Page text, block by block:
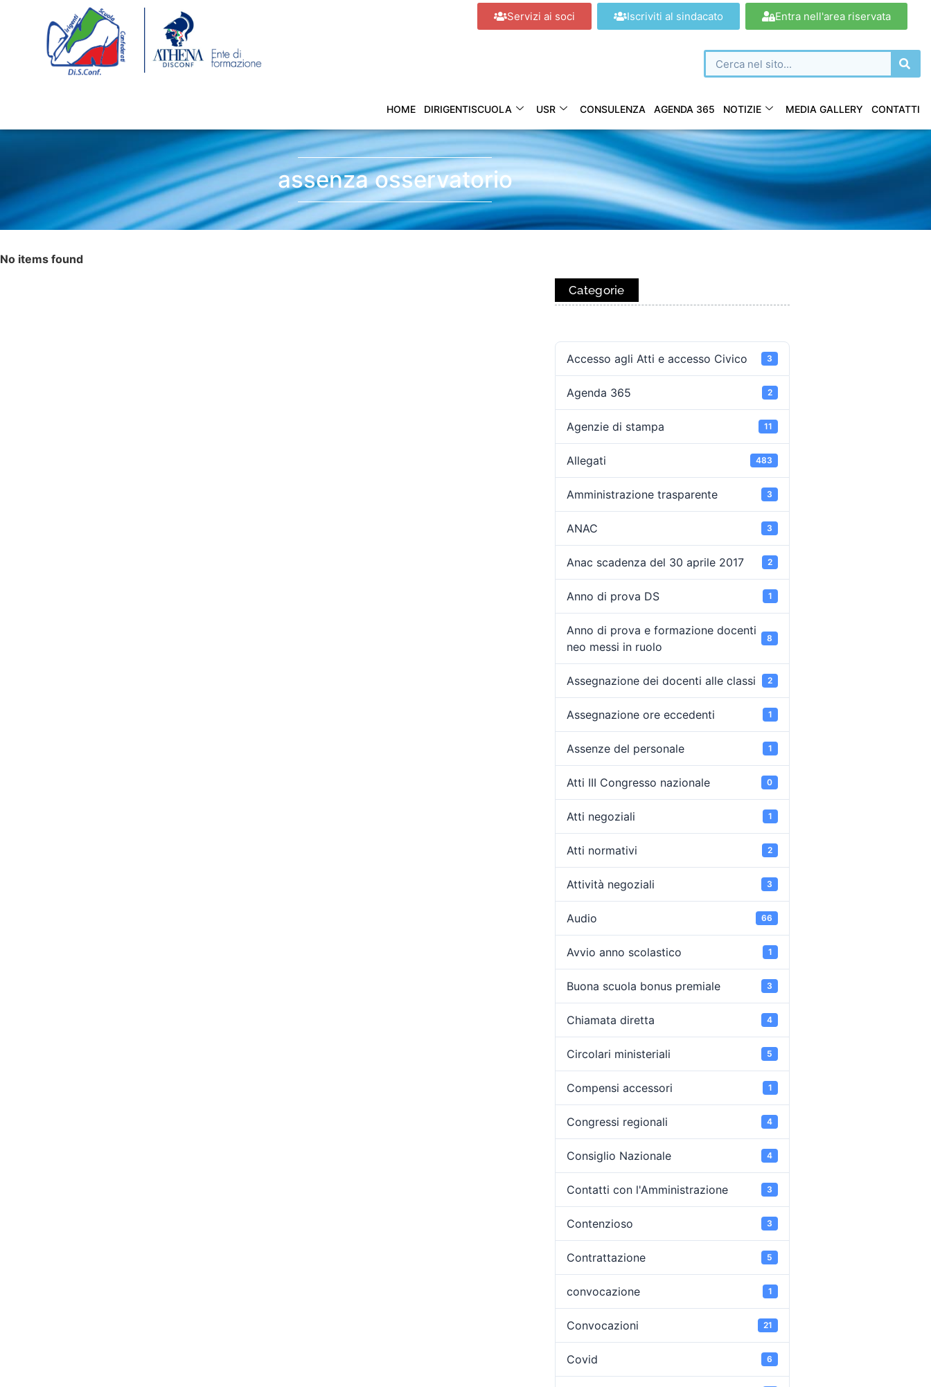
Servizi ai soci Iscriviti al sindacato Entra nell'area riservata
HOME DIRIGENTISCUOLA USR CONSULENZA AGENDA 365 NOTIZIE MEDIA GALLERY CONTATTI
assenza osservatorio
No items found
Categorie
Accesso agli Atti e accesso Civico 3
Agenda 365 2
Agenzie di stampa 11
Allegati 483
Amministrazione trasparente 3
ANAC 3
Anac scadenza del 30 aprile 2017 2
Anno di prova DS 1
Anno di prova e formazione docenti
neo messi in ruolo
8
Assegnazione dei docenti alle classi 2
Assegnazione ore eccedenti 1
Assenze del personale 1
Atti III Congresso nazionale 0
Atti negoziali 1
Atti normativi 2
Attività negoziali 3
Audio 66
Avvio anno scolastico 1
Buona scuola bonus premiale 3
Chiamata diretta 4
Circolari ministeriali 5
Compensi accessori 1
Congressi regionali 4
Consiglio Nazionale 4
Contatti con l'Amministrazione 3
Contenzioso 3
Contrattazione 5
convocazione 1
Convocazioni 21
Covid 6